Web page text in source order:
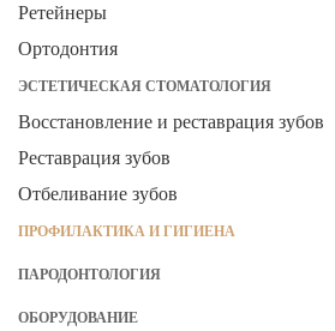
Ретейнеры
Ортодонтия
ЭСТЕТИЧЕСКАЯ СТОМАТОЛОГИЯ
Восстановление и реставрация зубов
Реставрация зубов
Отбеливание зубов
ПРОФИЛАКТИКА И ГИГИЕНА
ПАРОДОНТОЛОГИЯ
ОБОРУДОВАНИЕ